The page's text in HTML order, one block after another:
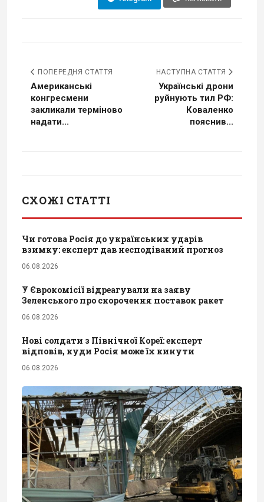
ПОПЕРЕДНЯ СТАТТЯ
Американські
конгресмени
закликали терміново
надати...
НАСТУПНА СТАТТЯ
Українські дрони
руйнують тил РФ:
Коваленко
пояснив...
СХОЖІ СТАТТІ
Чи готова Росія до українських ударів
взимку: експерт дав несподіваний прогноз
06.08.2026
У Єврокомісії відреагували на заяву
Зеленського про скорочення поставок ракет
06.08.2026
Нові солдати з Північної Кореї: експерт
відповів, куди Росія може їх кинути
06.08.2026